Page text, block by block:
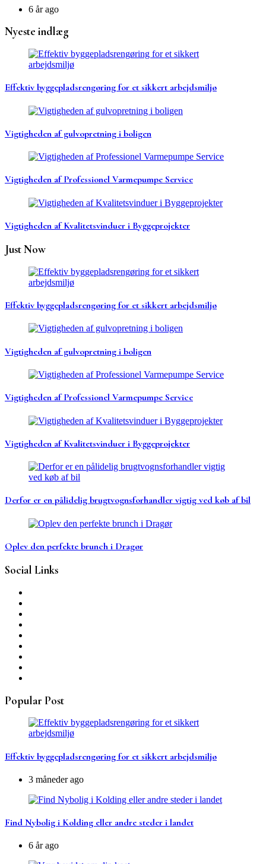
6 år ago
Nyeste indlæg
Effektiv byggepladsrengøring for et sikkert arbejdsmiljø
Vigtigheden af gulvopretning i boligen
Vigtigheden af Professionel Varmepumpe Service
Vigtigheden af Kvalitetsvinduer i Byggeprojekter
Just Now
Effektiv byggepladsrengøring for et sikkert arbejdsmiljø
Vigtigheden af gulvopretning i boligen
Vigtigheden af Professionel Varmepumpe Service
Vigtigheden af Kvalitetsvinduer i Byggeprojekter
Derfor er en pålidelig brugtvognsforhandler vigtig ved køb af bil
Oplev den perfekte brunch i Dragør
Social Links
Popular Post
Effektiv byggepladsrengøring for et sikkert arbejdsmiljø
3 måneder ago
Find Nybolig i Kolding eller andre steder i landet
6 år ago